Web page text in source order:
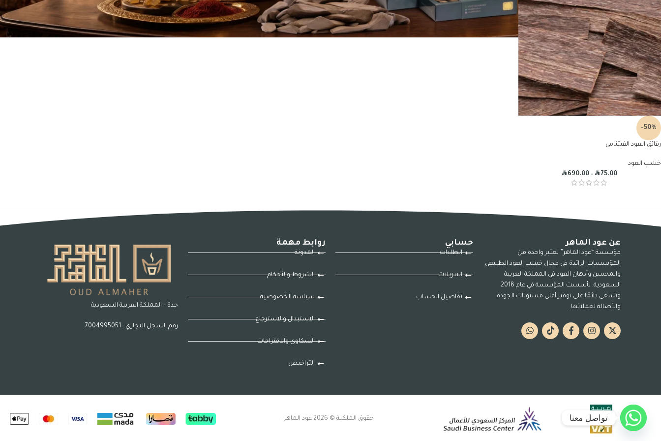
-50%
رقائق العود الفيتنامي
خشب العود
R75.00
–
R690.00
عن عود الماهر
مؤسسة “عود الماهر” تعتبر واحدة من
المؤسسات الرائدة في مجال خشب العود الطبيعي
والمحسن وأدهان العود في المملكة العربية
السعودية. تأسست المؤسسة في عام 2018
وتسعى دائمًا على توفير أعلى مستويات الجودة
والأصالة لعملائها.
حسابي
الطلبات
التنزيلات
تفاصيل الحساب
روابط مهمة
المدونة
الشروط والأحكام
سياسة الخصوصية
الاستبدال والاسترجاع
الشكاوى والاقتراحات
التراخيص
جدة – المملكة العربية السعودية
رقم السجل التجاري : 7004995051
حقوق الملكية © 2026 عود الماهر تواصل معنا